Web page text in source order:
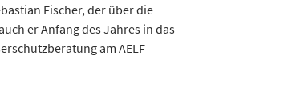
Fischer, der über die
er Anfang des Jahres in das
am AELF